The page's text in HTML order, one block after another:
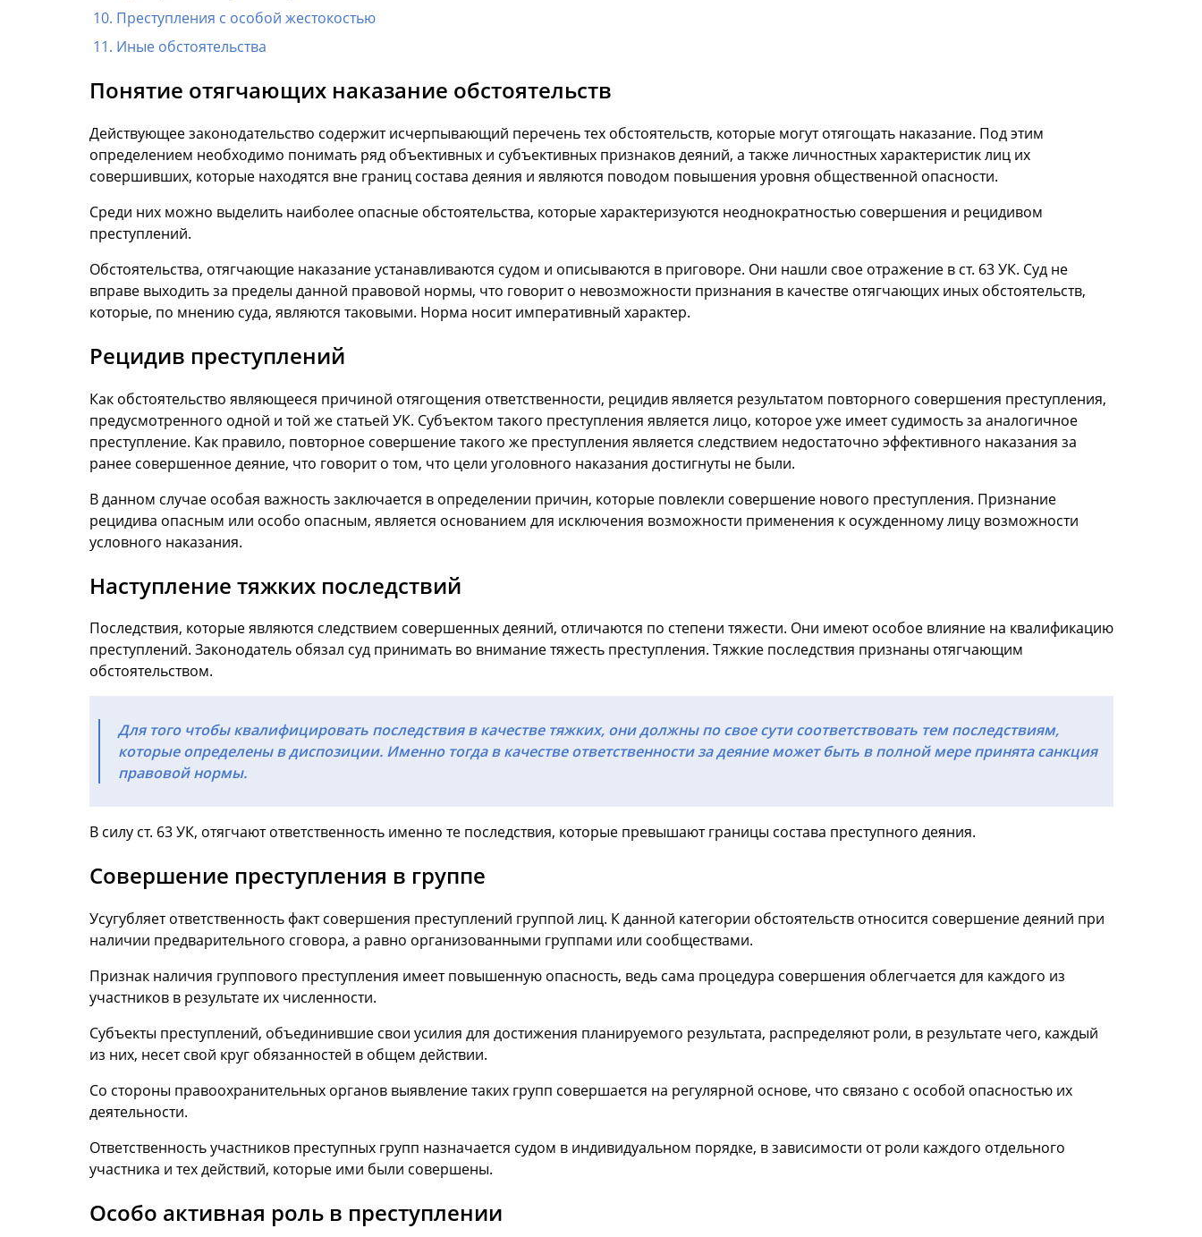
Преступления с особой жестокостью
Иные обстоятельства
Понятие отягчающих наказание обстоятельств
Действующее законодательство содержит исчерпывающий перечень тех обстоятельств, которые могут отягощать наказание. Под этим
определением необходимо понимать ряд объективных и субъективных признаков деяний, а также личностных характеристик лиц их
совершивших, которые находятся вне границ состава деяния и являются поводом повышения уровня общественной опасности.
Среди них можно выделить наиболее опасные обстоятельства, которые характеризуются неоднократностью совершения и рецидивом
преступлений.
Обстоятельства, отягчающие наказание устанавливаются судом и описываются в приговоре. Они нашли свое отражение в ст. 63 УК. Суд не
вправе выходить за пределы данной правовой нормы, что говорит о невозможности признания в качестве отягчающих иных обстоятельств,
которые, по мнению суда, являются таковыми. Норма носит императивный характер.
Рецидив преступлений
Как обстоятельство являющееся причиной отягощения ответственности, рецидив является результатом повторного совершения преступления,
предусмотренного одной и той же статьей УК. Субъектом такого преступления является лицо, которое уже имеет судимость за аналогичное
преступление. Как правило, повторное совершение такого же преступления является следствием недостаточно эффективного наказания за
ранее совершенное деяние, что говорит о том, что цели уголовного наказания достигнуты не были.
В данном случае особая важность заключается в определении причин, которые повлекли совершение нового преступления. Признание
рецидива опасным или особо опасным, является основанием для исключения возможности применения к осужденному лицу возможности
условного наказания.
Наступление тяжких последствий
Последствия, которые являются следствием совершенных деяний, отличаются по степени тяжести. Они имеют особое влияние на квалификацию
преступлений. Законодатель обязал суд принимать во внимание тяжесть преступления. Тяжкие последствия признаны отягчающим
обстоятельством.
Для того чтобы квалифицировать последствия в качестве тяжких, они должны по свое сути соответствовать тем последствиям,
которые определены в диспозиции. Именно тогда в качестве ответственности за деяние может быть в полной мере принята санкция
правовой нормы.
В силу ст. 63 УК, отягчают ответственность именно те последствия, которые превышают границы состава преступного деяния.
Совершение преступления в группе
Усугубляет ответственность факт совершения преступлений группой лиц. К данной категории обстоятельств относится совершение деяний при
наличии предварительного сговора, а равно организованными группами или сообществами.
Признак наличия группового преступления имеет повышенную опасность, ведь сама процедура совершения облегчается для каждого из
участников в результате их численности.
Субъекты преступлений, объединившие свои усилия для достижения планируемого результата, распределяют роли, в результате чего, каждый
из них, несет свой круг обязанностей в общем действии.
Со стороны правоохранительных органов выявление таких групп совершается на регулярной основе, что связано с особой опасностью их
деятельности.
Ответственность участников преступных групп назначается судом в индивидуальном порядке, в зависимости от роли каждого отдельного
участника и тех действий, которые ими были совершены.
Особо активная роль в преступлении